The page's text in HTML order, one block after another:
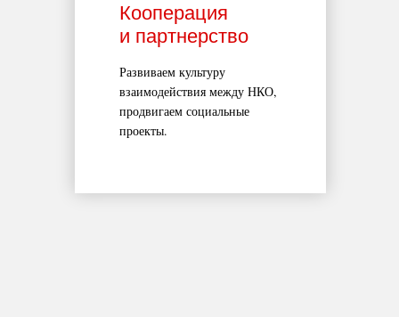
Кооперация
и партнерство
Развиваем культуру
взаимодействия между НКО,
продвигаем социальные
проекты.